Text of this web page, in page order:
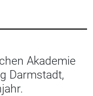
Akademie
Darmstadt,